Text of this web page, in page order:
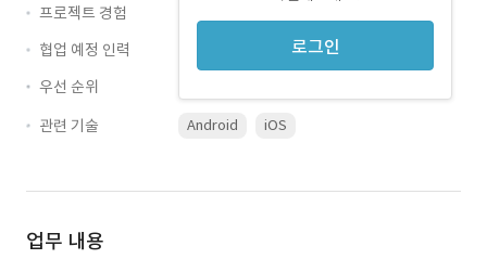
로그인
프로젝트 경험
협업 예정 인력
우선 순위
관련 기술
Android iOS
업무 내용